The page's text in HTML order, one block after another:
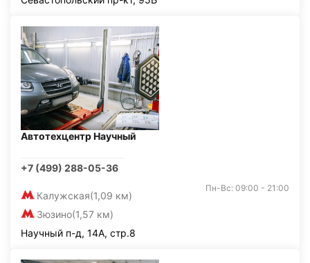
Автотехцентр Научный
+7 (499) 288-05-36
Калужская(1,09 км)
Зюзино(1,57 км)
Пн-Вс: 09:00 - 21:00
Научный п-д, 14А, стр.8